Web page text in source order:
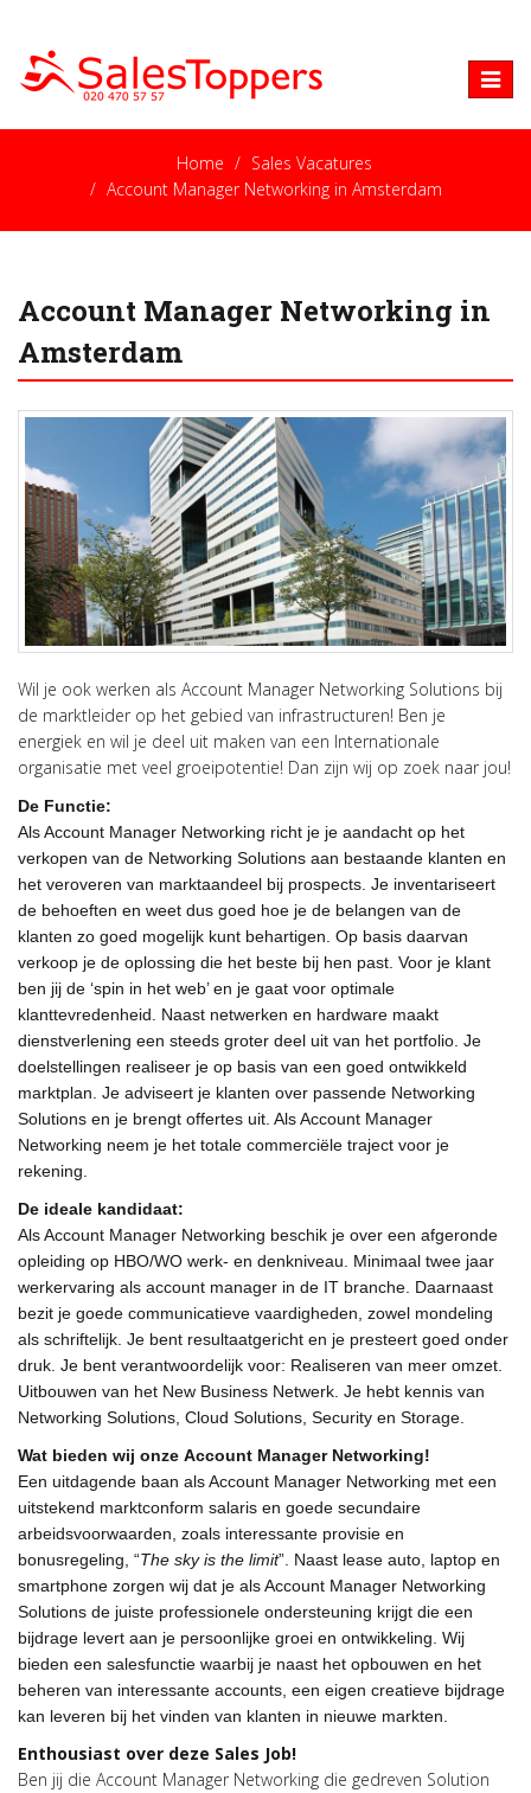
Toggle
Home
Sales Vacatures
Account Manager Networking in Amsterdam
Account Manager Networking in
Amsterdam
Wil je ook werken als Account Manager Networking Solutions bij
de marktleider op het gebied van infrastructuren! Ben je
energiek en wil je deel uit maken van een Internationale
organisatie met veel groeipotentie! Dan zijn wij op zoek naar jou!
De Functie:
AlsAccount Manager Networking richt je je aandacht op het
verkopen van de Networking Solutions aan bestaande klanten en
het veroveren van marktaandeel bij prospects. Je inventariseert
de behoeften en weet dus goed hoe je de belangen van de
klanten zo goed mogelijk kunt behartigen. Op basis daarvan
verkoop je de oplossing die het beste bij hen past. Voor je klant
ben jij de ‘spin in het web’ en je gaat voor optimale
klanttevredenheid. Naast netwerken en hardware maakt
dienstverlening een steeds groter deel uit van het portfolio. Je
doelstellingen realiseer je op basis van een goed ontwikkeld
marktplan. Je adviseert je klanten over passende Networking
Solutions en je brengt offertes uit. Als Account Manager
Networking neem je het totale commerciële traject voor je
rekening.
De ideale kandidaat:
Als Account Manager Networking beschik je over een afgeronde
opleiding op HBO/WO werk- en denkniveau. Minimaal twee jaar
werkervaring als account manager in de IT branche. Daarnaast
bezit je goede communicatieve vaardigheden, zowel mondeling
als schriftelijk. Je bent resultaatgericht en je presteert goed onder
druk. Je bent verantwoordelijk voor: Realiseren van meer omzet.
Uitbouwen van het New Business Netwerk. Je hebt kennis van
Networking Solutions, Cloud Solutions, Security en Storage.
Wat bieden wij onze Account Manager Networking!
Een uitdagende baan als Account Manager Networking met een
uitstekend marktconform salaris en goede secundaire
arbeidsvoorwaarden, zoals interessante provisie en
bonusregeling, “The sky is the limit”. Naast lease auto, laptop en
smartphone zorgen wij dat je als Account Manager Networking
Solutions de juiste professionele ondersteuning krijgt die een
bijdrage levert aan je persoonlijke groei en ontwikkeling. Wij
bieden een salesfunctie waarbij je naast het opbouwen en het
beheren van interessante accounts, een eigen creatieve bijdrage
kan leveren bij het vinden van klanten in nieuwe markten.
Enthousiast over deze Sales Job!
Ben jij die Account Manager Networking die gedreven Solution